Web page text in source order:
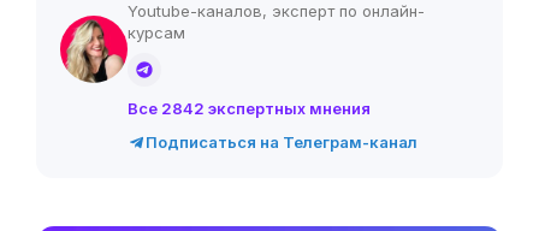
Youtube-каналов, эксперт по онлайн-
курсам
Все 2842 экспертных мнения
Подписаться на Телеграм-канал